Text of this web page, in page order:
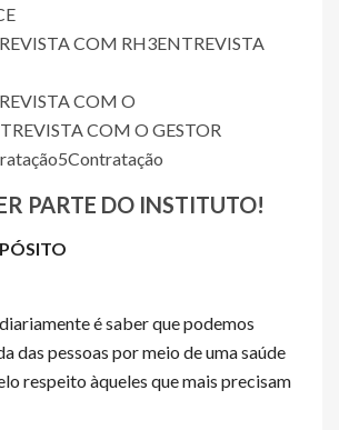
COM RH3ENTREVISTA
COM O
COM O GESTOR
5Contratação
PARTE DO INSTITUTO!
é saber que podemos
das pessoas por meio de uma saúde
respeito àqueles que mais precisam